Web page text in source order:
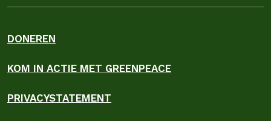
DONEREN
KOM IN ACTIE MET GREENPEACE
PRIVACYSTATEMENT